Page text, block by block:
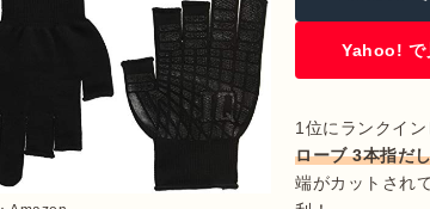
Yahoo! で
1位にランクイ
ローブ 3本指だ
端がカットされ